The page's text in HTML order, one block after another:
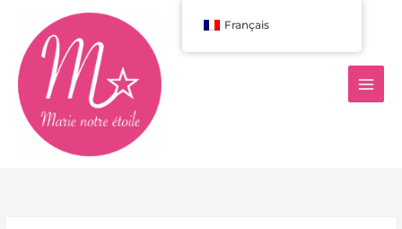
contenu
Français